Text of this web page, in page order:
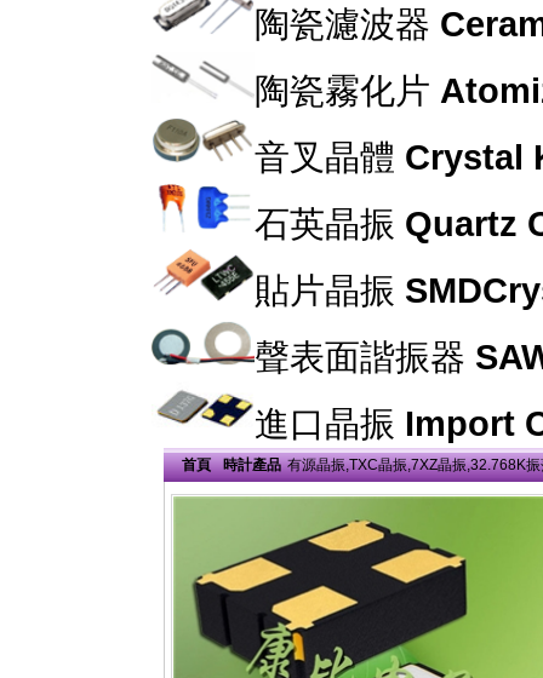
陶瓷濾波器
陶瓷霧化片
音叉晶體 Crystal
石英晶振 Quartz
貼片晶振
聲表面諧振器
進口晶振 Import
首頁 時計產品 有源晶振,TXC晶振,7XZ晶振,32.768K